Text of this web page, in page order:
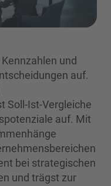
und
auf.
Soll-Ist-Vergleiche
auf. Mit
bei strategischen
und trägst zur